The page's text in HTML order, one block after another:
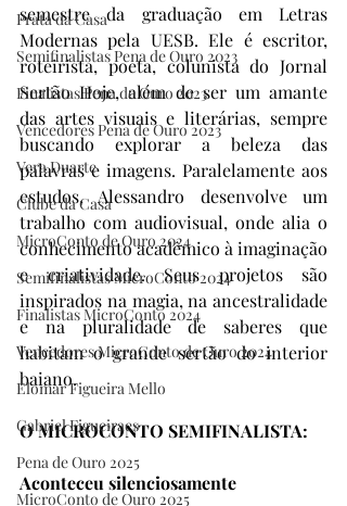
Prata da Casa
Semifinalistas Pena de Ouro 2023
Finalistas Pena de Ouro 2023
Vencedores Pena de Ouro 2023
Vera Duarte
Clube da Casa
MicroConto de Ouro 2024
Semifinalistas MicroConto 2024
Finalistas MicroConto 2024
Vencedores MicroConto de Ouro 2024
Elomar Figueira Mello
Gabriel Figueiraes
Pena de Ouro 2025
MicroConto de Ouro 2025
semestre da graduação em Letras
Modernas pela UESB. Ele é escritor,
roteirista, poeta, colunista do Jornal
Sertão Hoje, além de ser um amante
das artes visuais e literárias, sempre
buscando explorar a beleza das
palavras e imagens. Paralelamente aos
estudos, Alessandro desenvolve um
trabalho com audiovisual, onde alia o
conhecimento acadêmico à imaginação
e criatividade. Seus projetos são
inspirados na magia, na ancestralidade
e na pluralidade de saberes que
habitam o grande sertão do interior
baiano.
O MICROCONTO SEMIFINALISTA:
Aconteceu silenciosamente